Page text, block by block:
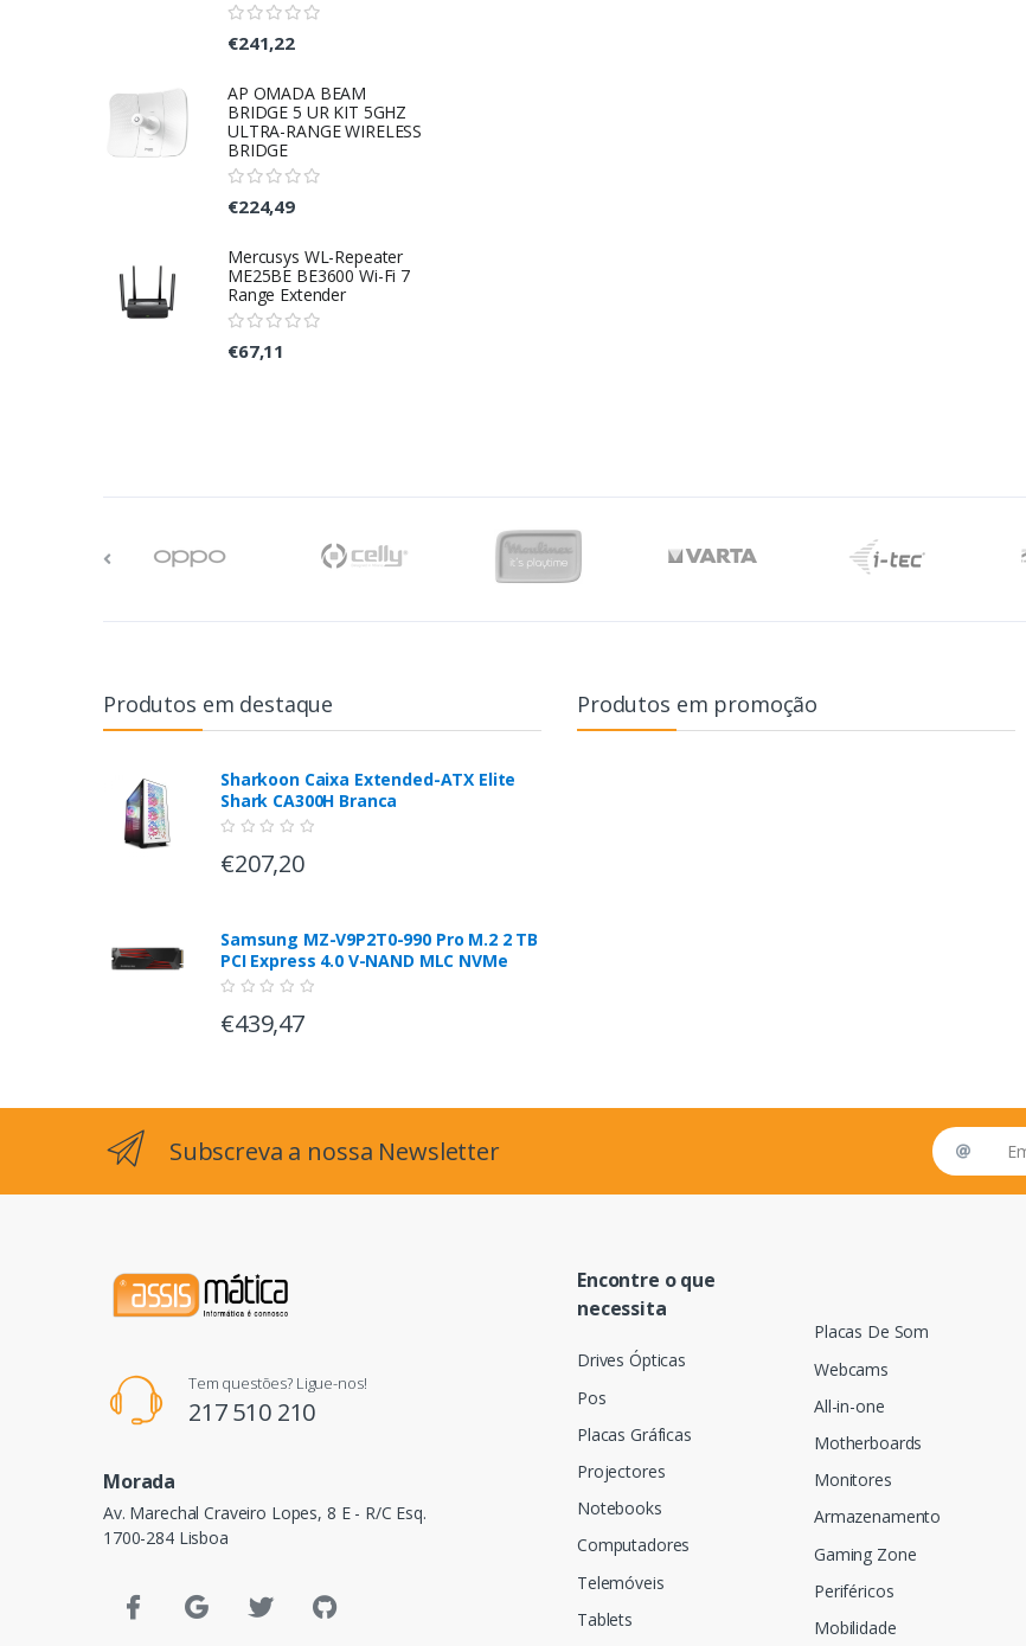
€241,22
AP OMADA BEAM
BRIDGE 5 UR KIT 5GHZ
ULTRA-RANGE WIRELESS
BRIDGE
€224,49
Mercusys WL-Repeater
ME25BE BE3600 Wi-Fi 7
Range Extender
€67,11
Produtos em destaque
Sharkoon Caixa Extended-ATX Elite
Shark CA300H Branca
€207,20
Samsung MZ-V9P2T0-990 Pro M.2 2 TB
PCI Express 4.0 V-NAND MLC NVMe
€439,47
Produtos em promoção
Subscreva a nossa Newsletter Email address
Tem questões? Ligue-nos!
217 510 210
Morada
Av. Marechal Craveiro Lopes, 8 E - R/C Esq.
1700-284 Lisboa
Encontre o que
necessita
Drives Ópticas
Pos
Placas Gráficas
Projectores
Notebooks
Computadores
Telemóveis
Tablets
Placas De Som
Webcams
All-in-one
Motherboards
Monitores
Armazenamento
Gaming Zone
Periféricos
Mobilidade